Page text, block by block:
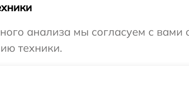
анализа мы согласуем с
техники.